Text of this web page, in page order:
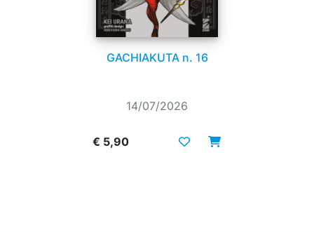
GACHIAKUTA n. 16
14/07/2026
€ 5,90